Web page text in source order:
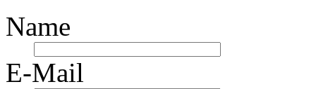
Name
E-Mail